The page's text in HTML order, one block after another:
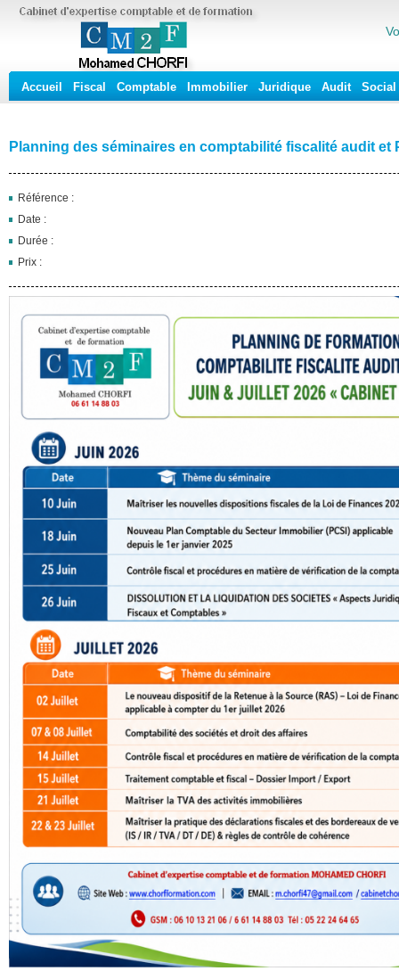
Accueil Fiscal Comptable Immobilier Juridique Audit Social
Planning des séminaires en comptabilité fiscalité audit et
Référence :
Date :
Durée :
Prix :